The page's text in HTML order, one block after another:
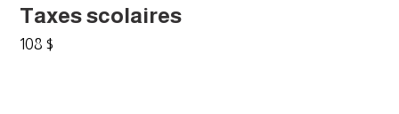
Taxes scolaires
108 $